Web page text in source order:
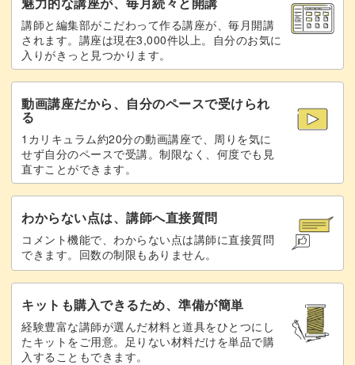
ます。
色違いなどさまざまなバリエーションを楽しんでください
ね！
スキマ時間にできるから、育児中にぴったり
「いつ赤ちゃんが泣くかわからないから、手芸はあきらめ
た」
育児中は、そんな悩みを抱えている方も多いのではないで
しょうか。
講師と編集部がこだわって作る講座が、毎月開講
されます。講座は現在3,000件以上。自分のお気に
入りがきっと見つかります。
動画講座だから、自分のペースで受けられ
る
1カリキュラム約20分の動画講座で、周りを気に
せず自分のペースで受講。制限なく、何度でも見
直すことができます。
わからない点は、講師へ直接質問
コメント機能で、わからない点は講師に直接質問
できます。回数の制限もありません。
キットも購入できるため、準備が簡単
経験豊富な講師が選んだ材料と道具をひとつにし
たキットをご用意。足りない材料だけを単品で購
入することもできます。